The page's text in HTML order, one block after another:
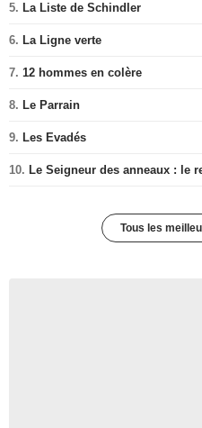
5. La Liste de Schindler
6. La Ligne verte
7. 12 hommes en colère
8. Le Parrain
9. Les Evadés
10. Le Seigneur des anneaux : le
Tous les